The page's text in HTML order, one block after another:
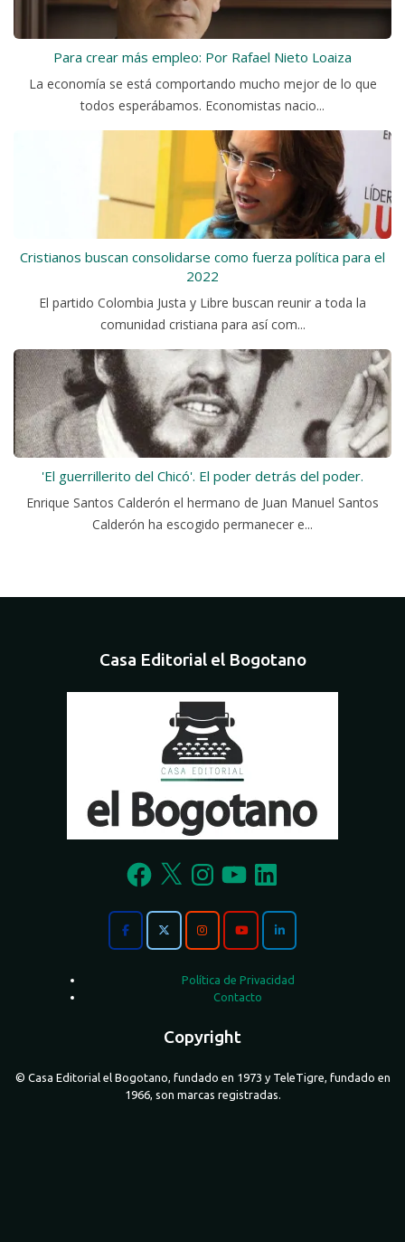
Para crear más empleo: Por Rafael Nieto Loaiza
La economía se está comportando mucho mejor de lo que
todos esperábamos. Economistas nacio...
Cristianos buscan consolidarse como fuerza política para el
2022
El partido Colombia Justa y Libre buscan reunir a toda la
comunidad cristiana para así com...
'El guerrillerito del Chicó'. El poder detrás del poder.
Enrique Santos Calderón el hermano de Juan Manuel Santos
Calderón ha escogido permanecer e...
Casa Editorial el Bogotano
Facebook
X InstagramYouTubeLinkedIn
Política de Privacidad
Contacto
Copyright
© Casa Editorial el Bogotano, fundado en 1973 y TeleTigre, fundado en
1966, son marcas registradas.